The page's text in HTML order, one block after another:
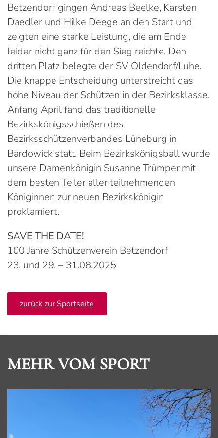
Betzendorf gingen Andreas Beelke, Karsten
Daedler und Hilke Deege an den Start und
zeigten eine starke Leistung, die am Ende
leider nicht ganz für den Sieg reichte. Den
dritten Platz belegte der SV Oldendorf/Luhe.
Die knappe Entscheidung unterstreicht das
hohe Niveau der Schützen in der Bezirksklasse.
Anfang April fand das traditionelle
Bezirkskönigsschießen des
Bezirksschützenverbandes Lüneburg in
Bardowick statt. Beim Bezirkskönigsball wurde
unsere Damenkönigin Susanne Trümper mit
dem besten Teiler aller teilnehmenden
Königinnen zur neuen Bezirkskönigin
proklamiert.
SAVE THE DATE!
100 Jahre Schützenverein Betzendorf
23. und 29. – 31.08.2025
zurück zur Sportseite
MEHR VOM SPORT